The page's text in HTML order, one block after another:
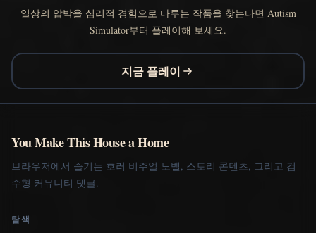
일상의 압박을 심리적 경험으로 다루는 작품을 찾는다면 Autism
Simulator부터 플레이해 보세요.
지금 플레이
You Make This House a Home
브라우저에서 즐기는 호러 비주얼 노벨, 스토리 콘텐츠, 그리고 검
수형 커뮤니티 댓글.
탐색